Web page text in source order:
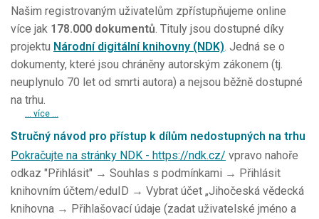
Našim registrovaným uživatelům zpřístupňujeme online
více jak 178.000 dokumentů. Tituly jsou dostupné díky
projektu Národní digitální knihovny (NDK). Jedná se o
dokumenty, které jsou chráněny autorským zákonem (tj.
neuplynulo 70 let od smrti autora) a nejsou běžně dostupné
na trhu.
... více ...
Stručný návod pro přístup k dílům nedostupných na trhu
Pokračujte na stránky NDK - https://ndk.cz/ vpravo nahoře
odkaz "Přihlásit" → Souhlas s podmínkami → Přihlásit
knihovním účtem/eduID → Vybrat účet „Jihočeská vědecká
knihovna → Přihlašovací údaje (zadat uživatelské jméno a